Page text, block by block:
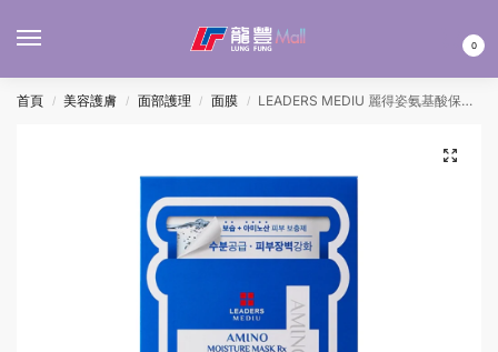
0
首頁 / 美容護膚 / 面部護理 / 面膜 / LEADERS MEDIU 麗得姿氨基酸保濕面膜RX(藍) 10’S(每盒)